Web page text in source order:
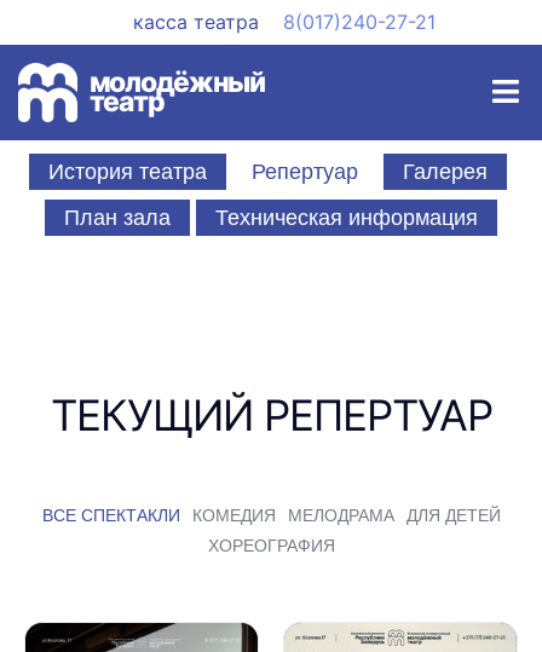
к
содержимому
касса театра 8(017)240-27-21
молодёжный
театр
История театра Репертуар
Галерея
План зала
Техническая информация
ТЕКУЩИЙ РЕПЕРТУАР
ВСЕ СПЕКТАКЛИ КОМЕДИЯ МЕЛОДРАМА
ДЛЯ ДЕТЕЙ
ХОРЕОГРАФИЯ